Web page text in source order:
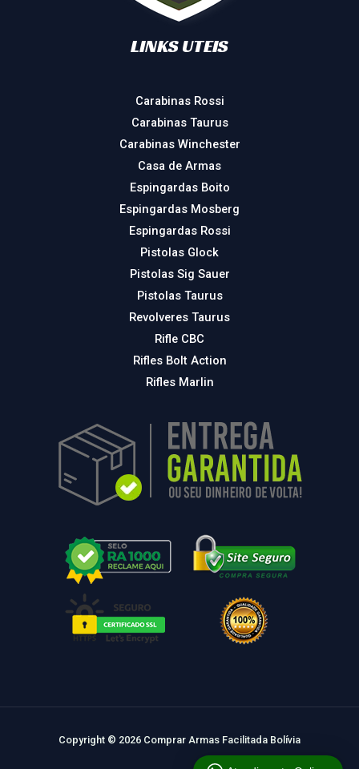
LINKS UTEIS
Carabinas Rossi
Carabinas Taurus
Carabinas Winchester
Casa de Armas
Espingardas Boito
Espingardas Mosberg
Espingardas Rossi
Pistolas Glock
Pistolas Sig Sauer
Pistolas Taurus
Revolveres Taurus
Rifle CBC
Rifles Bolt Action
Rifles Marlin
Copyright © 2026 Comprar Armas Facilitada Bolívia